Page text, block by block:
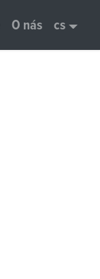
O nás cs